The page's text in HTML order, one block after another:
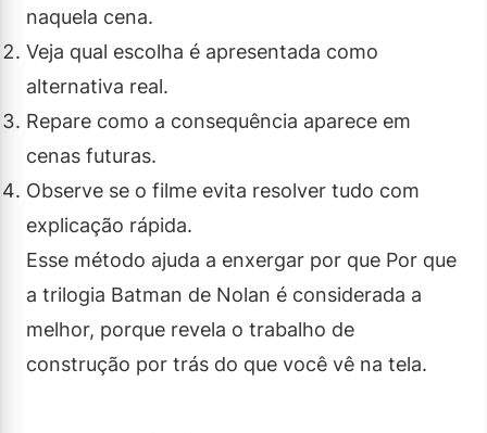
naquela cena.
Veja qual escolha é apresentada como
alternativa real.
Repare como a consequência aparece em
cenas futuras.
Observe se o filme evita resolver tudo com
explicação rápida.
Esse método ajuda a enxergar por que Por que
a trilogia Batman de Nolan é considerada a
melhor, porque revela o trabalho de
construção por trás do que você vê na tela.